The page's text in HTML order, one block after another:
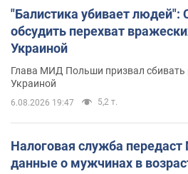
"Балистика убивает людей":
обсудить перехват
Украиной
Глава МИД Польши призвал сбивать
Украиной
6.08.2026 19:47 5,2 т.
Налоговая служба
данные о мужчинах в